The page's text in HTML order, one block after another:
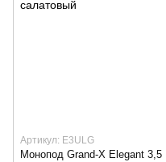
Артикул: E3ULG
Монопод Grand-X Elegant 3,5